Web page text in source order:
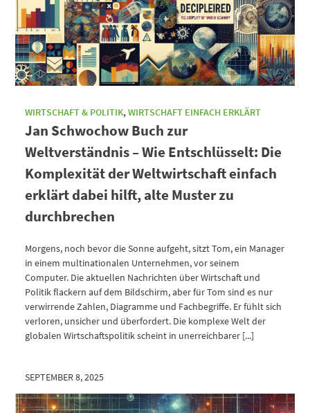
WIRTSCHAFT & POLITIK,WIRTSCHAFT EINFACH ERKLÄRT
Jan Schwochow Buch zur
Weltverständnis – Wie Entschlüsselt: Die
Komplexität der Weltwirtschaft einfach
erklärt dabei hilft, alte Muster zu
durchbrechen
Morgens, noch bevor die Sonne aufgeht, sitzt Tom, ein Manager
in einem multinationalen Unternehmen, vor seinem
Computer. Die aktuellen Nachrichten über Wirtschaft und
Politik flackern auf dem Bildschirm, aber für Tom sind es nur
verwirrende Zahlen, Diagramme und Fachbegriffe. Er fühlt sich
verloren, unsicher und überfordert. Die komplexe Welt der
globalen Wirtschaftspolitik scheint in unerreichbarer [...]
SEPTEMBER 8, 2025